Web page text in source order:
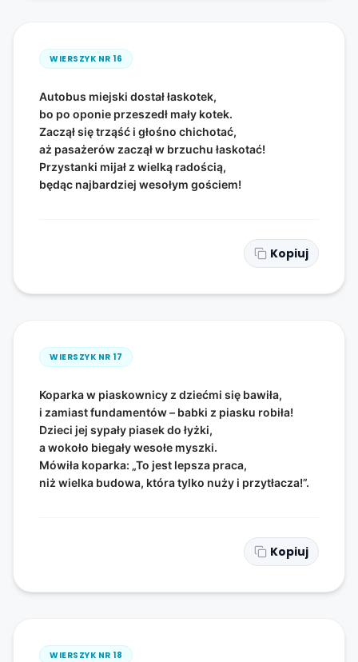
WIERSZYK NR 16
Autobus miejski dostał łaskotek,
bo po oponie przeszedł mały kotek.
Zaczął się trząść i głośno chichotać,
aż pasażerów zaczął w brzuchu łaskotać!
Przystanki mijał z wielką radością,
będąc najbardziej wesołym gościem!
Kopiuj
WIERSZYK NR 17
Koparka w piaskownicy z dziećmi się bawiła,
i zamiast fundamentów – babki z piasku robiła!
Dzieci jej sypały piasek do łyżki,
a wokoło biegały wesołe myszki.
Mówiła koparka: „To jest lepsza praca,
niż wielka budowa, która tylko nuży i przytłacza!”.
Kopiuj
WIERSZYK NR 18